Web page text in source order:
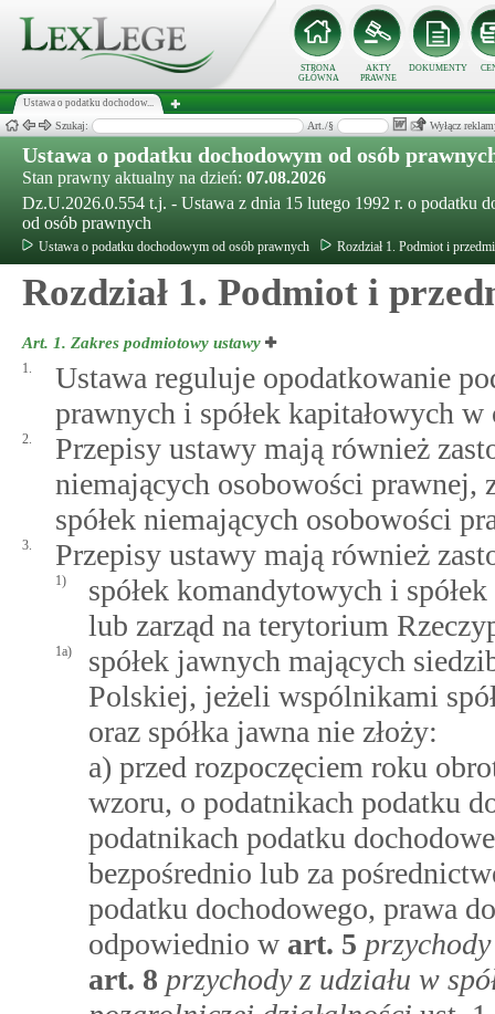
STRONA
GŁÓWNA
AKTY
PRAWNE
DOKUMENTY
Ustawa o podatku dochodow...
Szukaj: Art./§ Wyłącz
Ustawa o podatku dochodowym od osób
Stan prawny aktualny na dzień: 07.08.2026
Dz.U.2026.0.554 t.j. - Ustawa z dnia 15 lutego 1992 r. o podatku
od osób prawnych
Ustawa o podatku dochodowym od osób prawnych Rozdział 1. Podmiot i
Rozdział 1. Podmiot i
Art. 1. Zakres podmiotowy ustawy
1.
Ustawa reguluje opodatkowanie
prawnych i spółek kapitałowych
2.
Przepisy ustawy mają również
niemających osobowości
spółek niemających osobowości
3. Przepisy ustawy mają również
1)
spółek komandytowych i
lub zarząd na terytorium
1a)
spółek jawnych mających
Polskiej, jeżeli wspólnikami
oraz spółka jawna nie złoży:
a) przed rozpoczęciem roku
wzoru, o podatnikach podatku
podatnikach podatku
bezpośrednio lub za
podatku dochodowego, prawa
odpowiednio w art. 5
art. 8 przychody z udziału w